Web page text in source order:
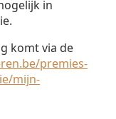
in
komt via de
premies-
mijn-